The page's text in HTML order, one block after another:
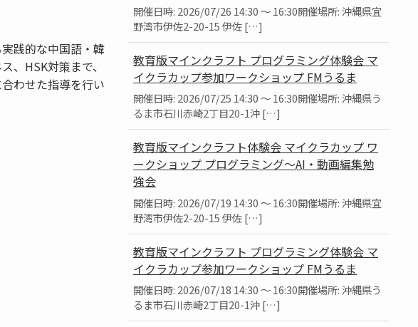
践的な中国語・韓
、HSK対策まで、
わせた指導を行い
開催日時: 2026/07/26 14:30 ～ 16:30開催場所: 沖縄県宜
野湾市伊佐2-20-15 伊佐 […]
教育版マインクラフト プログラミング体験会 マ
イクラカップ参加ワークショップ FMうるま
開催日時: 2026/07/25 14:30 ～ 16:30開催場所: 沖縄県う
るま市石川赤崎2丁目20-1沖 […]
教育版マインクラフト体験会 マイクラカップ ワ
ークショップ プログラミング～AI・動画編集勉
強会
開催日時: 2026/07/19 14:30 ～ 16:30開催場所: 沖縄県宜
野湾市伊佐2-20-15 伊佐 […]
教育版マインクラフト プログラミング体験会 マ
イクラカップ参加ワークショップ FMうるま
開催日時: 2026/07/18 14:30 ～ 16:30開催場所: 沖縄県う
るま市石川赤崎2丁目20-1沖 […]